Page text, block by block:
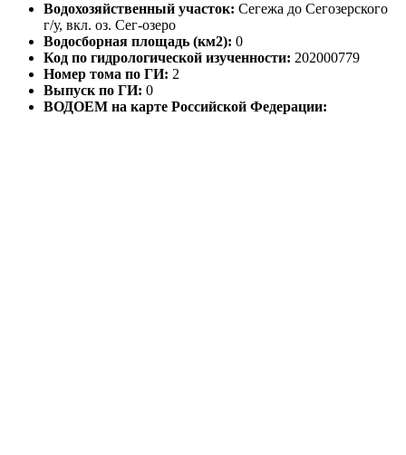
Водохозяйственный участок: Сегежа до Сегозерского
г/у, вкл. оз. Сег-озеро
Водосборная площадь (км2): 0
Код по гидрологической изученности: 202000779
Номер тома по ГИ: 2
Выпуск по ГИ: 0
ВОДОЕМ на карте Российской Федерации: